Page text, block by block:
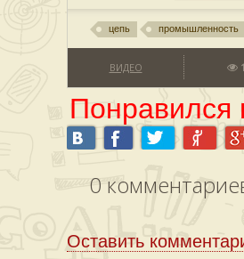
цепь промышленность
ВИДЕО
Понравился
0
Оставить